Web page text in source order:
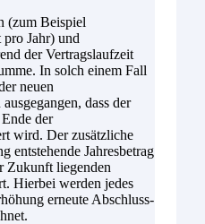
(zum Beispiel
Jahr) und
der Vertragslaufzeit
In solch einem Fall
neuen
dass der
der
wird. Der zusätzliche
entstehende Jahresbetrag
Zukunft liegenden
Hierbei werden jedes
erneute Abschluss-